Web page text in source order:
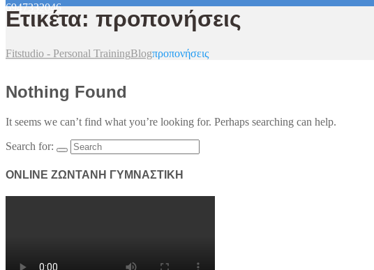
6947332046
Ετικέτα: προπονήσεις
Fitstudio - Personal TrainingBlogπροπονήσεις
Nothing Found
It seems we can’t find what you’re looking for. Perhaps searching can help.
Search for:
ONLINE ΖΩΝΤΑΝΗ ΓΥΜΝΑΣΤΙΚΗ